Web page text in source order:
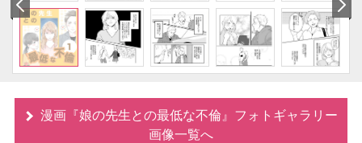
漫画『娘の先生との最低な不倫』フォトギャラリー
画像一覧へ